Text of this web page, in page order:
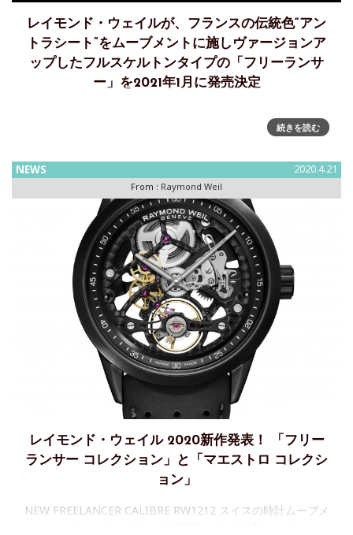
レイモンド・ウェイルが、フランスの伝統色“アン
トラシート”をムーブメントに施しヴァージョンア
ップしたフルスケルトンタイプの「フリーランサ
ー」を2021年1月に発売決定
ルスケルトンタイプの「フリーランサー」がバージョンアッ
RW12122785 BKR 2
続きを読む
NEWS 2020.4.21
From : Raymond Weil
レイモンド・ウェイル 2020新作発表！ 「フリー
ランサー コレクション」と「マエストロ コレクシ
ョン」
NEW FREELANCER CALIBRE RW1212 スイスの時計ムーブメ